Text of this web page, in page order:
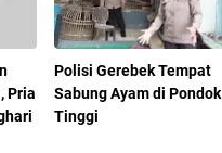
Pria
Polisi Gerebek Tempat
Sabung Ayam di Pondok
Tinggi